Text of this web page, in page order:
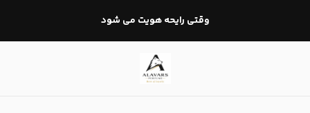
وقتی رایحه هویت می شود